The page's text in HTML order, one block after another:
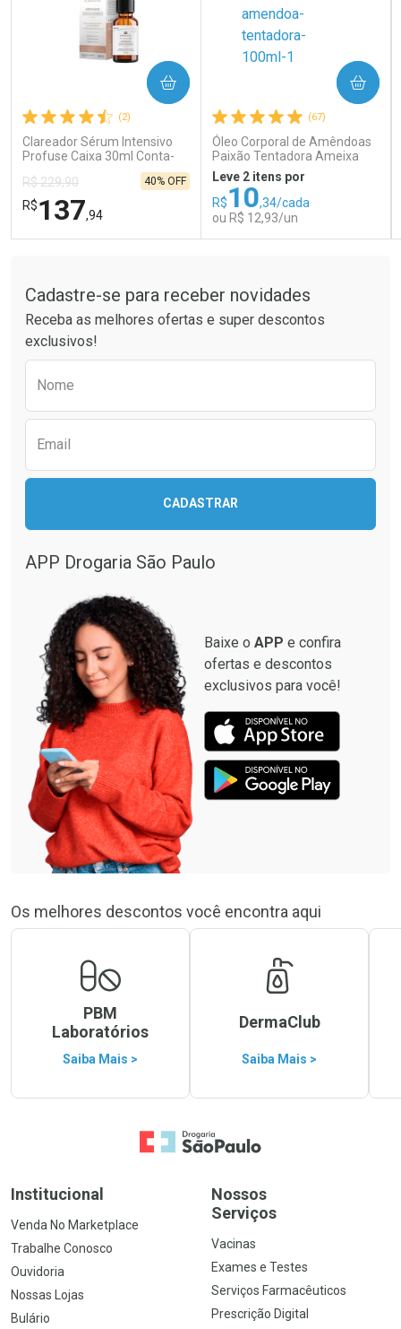
Comprar sem Desconto
Por R$ 41,99/cada
Comprar sem Desconto
Por R$ 41,99/cada
Comprar sem Desconto
Por R$ 26,99/cada
Comprar sem Desconto
Por R$ 26,99/cada
(2)
Clareador Sérum Intensivo
Profuse Caixa 30ml Conta-
R$ 229,90
R$137,94
40% OFF
COMPRAR
Laboratório
Comprar sem Desconto
Por Menos
Comprar sem Desconto
(67)
Óleo Corporal de Amêndoas
Paixão Tentadora Ameixa
Rubi 100ml
Leve 2 itens por
R$10,34/cada
ou R$ 12,93/un
COMPRAR
Laboratório
Comprar sem Desconto
Por Menos
Comprar sem Desconto
Cadastre-se para receber novidades
Receba as melhores ofertas e super descontos
exclusivos!
Nome
Email
CADASTRAR
APP Drogaria São Paulo
Baixe o APP e confira
ofertas e descontos
exclusivos para você!
Os melhores descontos você encontra aqui
PBM
Laboratórios
Saiba Mais >
DermaClub
Saiba Mais >
Ir para a Home
Institucional
Venda No Marketplace
Trabalhe Conosco
Ouvidoria
Nossas Lojas
Bulário
Nossos
Serviços
Vacinas
Exames e Testes
Serviços Farmacêuticos
Prescrição Digital